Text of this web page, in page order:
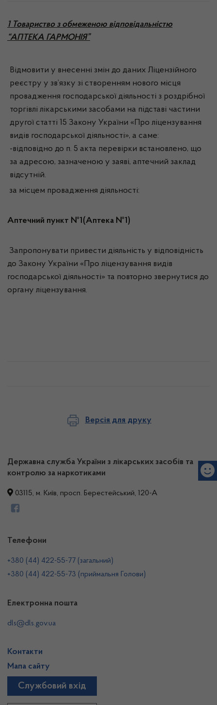
1 Товариство з обмеженою відповідальністю
“АПТЕКА ГАРМОНІЯ”
Відмовити у внесенні змін до даних Ліцензійного
реєстру у зв’язку зі створенням нового місця
провадження господарської діяльності з роздрібної
торгівлі лікарськими засобами на підставі частини
другої статті 15 Закону України «Про ліцензування
видів господарської діяльності», а саме:
-відповідно до п. 5 акта перевірки встановлено, що
за адресою, зазначеною у заяві, аптечний заклад
відсутній.
за місцем провадження діяльності:
Аптечний пункт №1(Аптека №1)
Запропонувати привести діяльність у відповідність
до Закону України «Про ліцензування видів
господарської діяльності» та повторно звернутися до
органу ліцензування.
Версія для друку
Державна служба України з лікарських засобів та
контролю за наркотиками
03115, м. Київ, просп. Берестейський, 120-А
Телефони
+380 (44) 422-55-77 (загальний)
+380 (44) 422-55-73 (приймальня Голови)
Електронна пошта
dls@dls.gov.ua
Контакти
Мапа сайту
Службовий вхід